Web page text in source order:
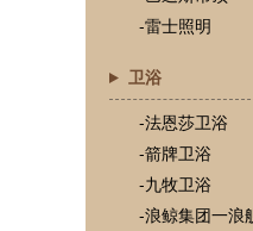
-雷士照明
卫浴
-法恩莎卫浴
-箭牌卫浴
-九牧卫浴
-浪鲸集团一浪